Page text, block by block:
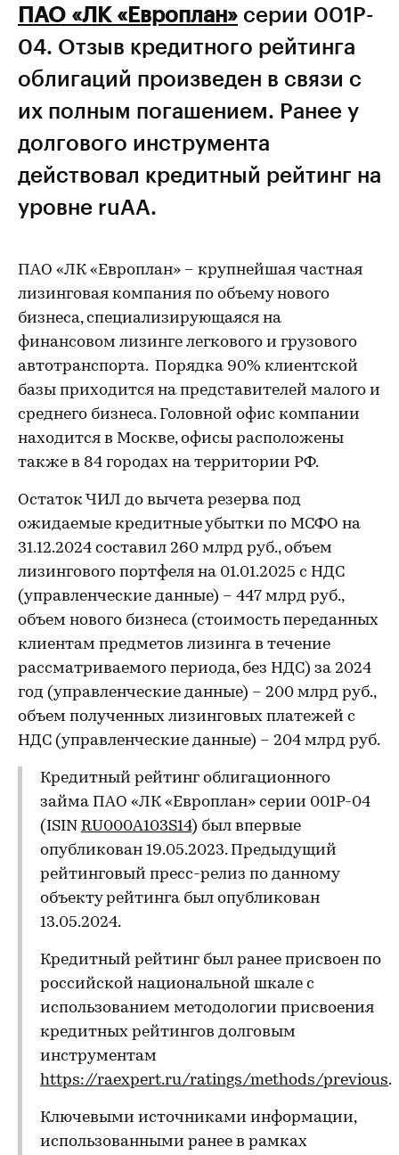
ПАО «ЛК «Европлан» серии 001P-
04. Отзыв кредитного рейтинга
облигаций произведен в связи с
их полным погашением. Ранее у
долгового инструмента
действовал кредитный рейтинг на
уровне ruAА.
ПАО «ЛК «Европлан» – крупнейшая частная
лизинговая компания по объему нового
бизнеса, специализирующаяся на
финансовом лизинге легкового и грузового
автотранспорта. Порядка 90% клиентской
базы приходится на представителей малого и
среднего бизнеса. Головной офис компании
находится в Москве, офисы расположены
также в 84 городах на территории РФ.
Остаток ЧИЛ до вычета резерва под
ожидаемые кредитные убытки по МСФО на
31.12.2024 составил 260 млрд руб., объем
лизингового портфеля на 01.01.2025 с НДС
(управленческие данные) – 447 млрд руб.,
объем нового бизнеса (стоимость переданных
клиентам предметов лизинга в течение
рассматриваемого периода, без НДС) за 2024
год (управленческие данные) – 200 млрд руб.,
объем полученных лизинговых платежей с
НДС (управленческие данные) – 204 млрд руб.
Кредитный рейтинг облигационного
займа ПАО «ЛК «Европлан» серии 001P-04
(ISIN RU000A103S14) был впервые
опубликован 19.05.2023. Предыдущий
рейтинговый пресс-релиз по данному
объекту рейтинга был опубликован
13.05.2024.
Кредитный рейтинг был ранее присвоен по
российской национальной шкале с
использованием методологии присвоения
кредитных рейтингов долговым
инструментам
https://raexpert.ru/ratings/methods/previous.
Ключевыми источниками информации,
использованными ранее в рамках